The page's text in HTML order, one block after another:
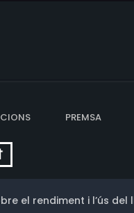
PREMSA
el rendiment i l’ús